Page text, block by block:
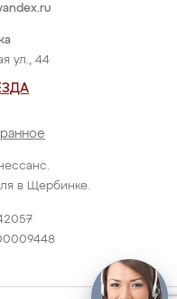
в Щербинке.
ул., 44